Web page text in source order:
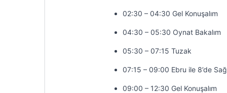
02:30 – 04:30 Gel Konuşalım
04:30 – 05:30 Oynat Bakalım
05:30 – 07:15 Tuzak
07:15 – 09:00 Ebru ile 8’de
09:00 – 12:30 Gel Konuşalım